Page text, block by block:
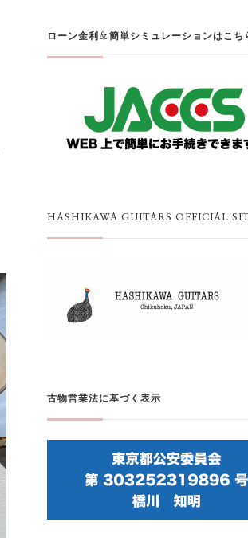
ローン金利＆簡単シミュレーションはこち
HASHIKAWA GUITARS OFFICIAL
古物営業法に基づく表示